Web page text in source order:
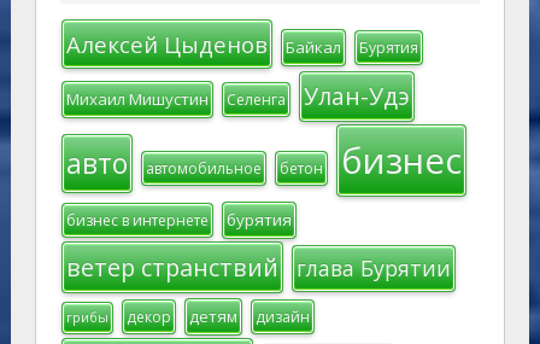
Алексей Цыденов Байкал Бурятия
Михаил Мишустин Селенга Улан-Удэ
авто автомобильное бетон бизнес
бизнес в интернете бурятия
ветер странствий глава Бурятии
грибы декор детям дизайн